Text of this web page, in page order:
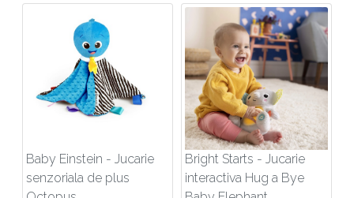
Baby Einstein - Jucarie
senzoriala de plus
Bright Starts - Jucarie
interactiva Hug a Bye